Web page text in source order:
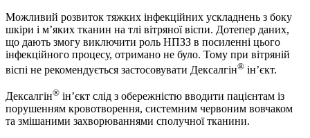
Можливий розвиток тяжких інфекційних ускладнень з боку
шкіри і м’яких тканин на тлі вітряної віспи. Дотепер даних,
що дають змогу виключити роль НПЗЗ в посиленні цього
інфекційного процесу, отримано не було. Тому при вітряній
віспі не рекомендується застосовувати Дексалгін® ін’єкт.
Дексалгін® ін’єкт слід з обережністю вводити пацієнтам із
порушенням кровотворення, системним червоним вовчаком
та змішаними захворюваннями сполучної тканини.